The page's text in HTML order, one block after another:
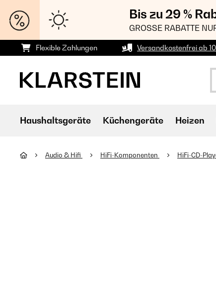
Bis zu 29 %
GROSSE RABATTE
Flexible Zahlungen Versandkostenfrei ab
Haushaltsgeräte Küchengeräte Heizen
Audio & Hifi HiFi-Komponenten HiFi-CD-